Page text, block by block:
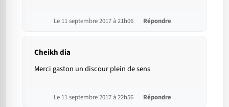
Le 11 septembre 2017 à 21h06 Répondre
Cheikh dia
Merci gaston un discour plein de sens
Le 11 septembre 2017 à 22h56 Répondre